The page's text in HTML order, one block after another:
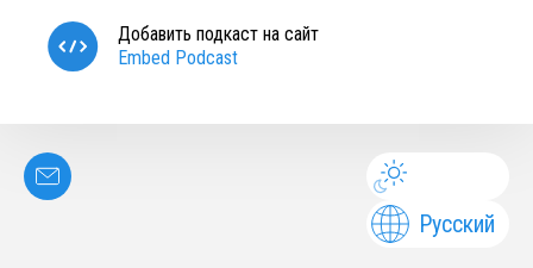
Добавить подкаст на сайт
Embed Podcast
Русский